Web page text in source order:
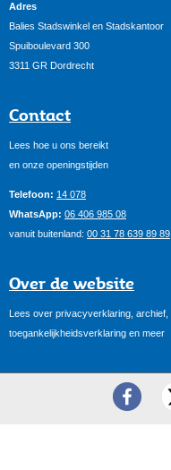
Adres
Balies Stadswinkel en Stadskantoor
Spuiboulevard 300
3311 GR Dordrecht
Contact
Lees hoe u ons bereikt
en onze openingstijden
Telefoon: 14 078
WhatsApp: 06 406 985 08
vanuit buitenland: 00 31 78 639 89 89
Over de website
Lees over privacyverklaring, archief,
toegankelijkheidsverklaring en meer